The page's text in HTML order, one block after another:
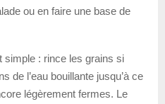
ou en faire une base de
simple : rince les grains si
de l’eau bouillante jusqu’à ce
légèrement fermes. Le